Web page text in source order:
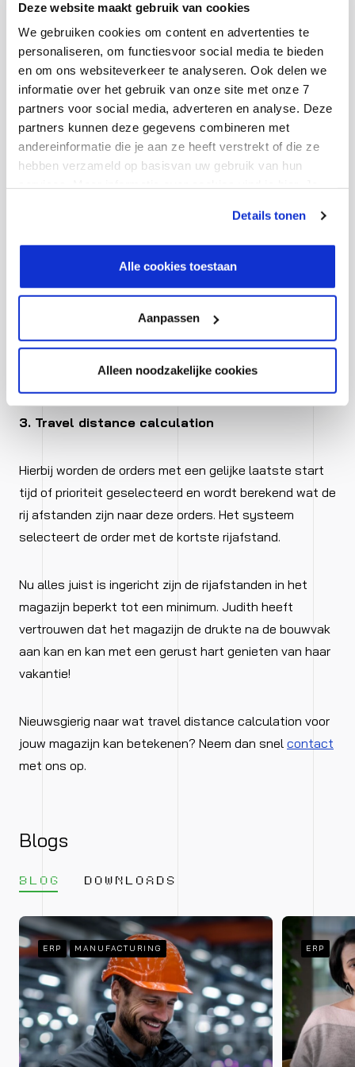
Deze website maakt gebruik van cookies
We gebruiken cookies om content en advertenties te
personaliseren, om functiesvoor social media te bieden
en om ons websiteverkeer te analyseren. Ook delen we
informatie over het gebruik van onze site met onze 7
partners voor social media, adverteren en analyse. Deze
partners kunnen deze gegevens combineren met
andereinformatie die je aan ze heeft verstrekt of die ze
hebben verzameld op basisvan uw gebruik van hun
aanpassen via de CO-knop linksonder. Lees meer over
hoe wij jouw gegevensverwerken in onze privacy- en
Details tonen
Alle cookies toestaan
Aanpassen
Alleen noodzakelijke cookies
Als het netwerk gegenereerd is, moeten de order
wachtrijen worden toegekend aan ‘queue types’. De
resources (heftrucks) worden vervolgens toegekend
aan deze ‘queue types’.
Orderselectie met travel
distance calculation
Wanneer een magazijnmedewerker een nieuwe order
aanneemt, checkt het systeem welke order hij het
beste toegestuurd kan krijgen. Het systeem
onderstaande variabelen:
1. Laatste start tijd van de order
3. Travel distance calculation
Hierbij worden de orders met een gelijke laatste start
tijd of prioriteit geselecteerd en wordt berekend wat de
rij afstanden zijn naar deze orders. Het systeem
selecteert de order met de kortste rijafstand.
Nu alles juist is ingericht zijn de rijafstanden in het
magazijn beperkt tot een minimum. Judith heeft
vertrouwen dat het magazijn de drukte na de bouwvak
aan kan en kan met een gerust hart genieten van haar
vakantie!
Nieuwsgierig naar wat travel distance calculation voor
jouw magazijn kan betekenen? Neem dan snel contact
met ons op.
Blogs
BLOG DOWNLOADS
ERP MANUFACTURING ERP